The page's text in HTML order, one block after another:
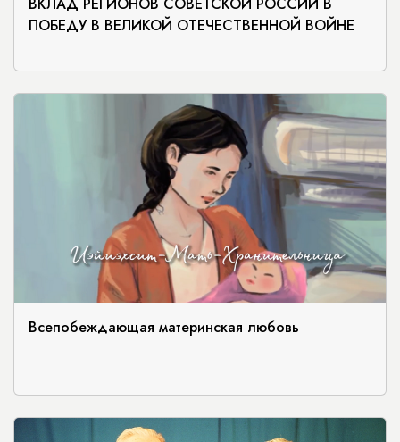
ПОБЕДУ В ВЕЛИКОЙ ОТЕЧЕСТВЕННОЙ ВОЙНЕ
Всепобеждающая материнская любовь